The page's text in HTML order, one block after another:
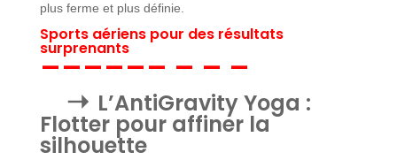
plus ferme et plus définie.
Sports aériens pour des résultats
surprenants
L’AntiGravity Yoga :
Flotter pour affiner la
silhouette